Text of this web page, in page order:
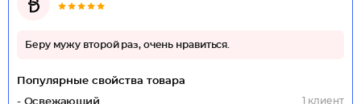
Беру мужу второй раз, очень нравиться.
Популярные свойства товара
1 клиент